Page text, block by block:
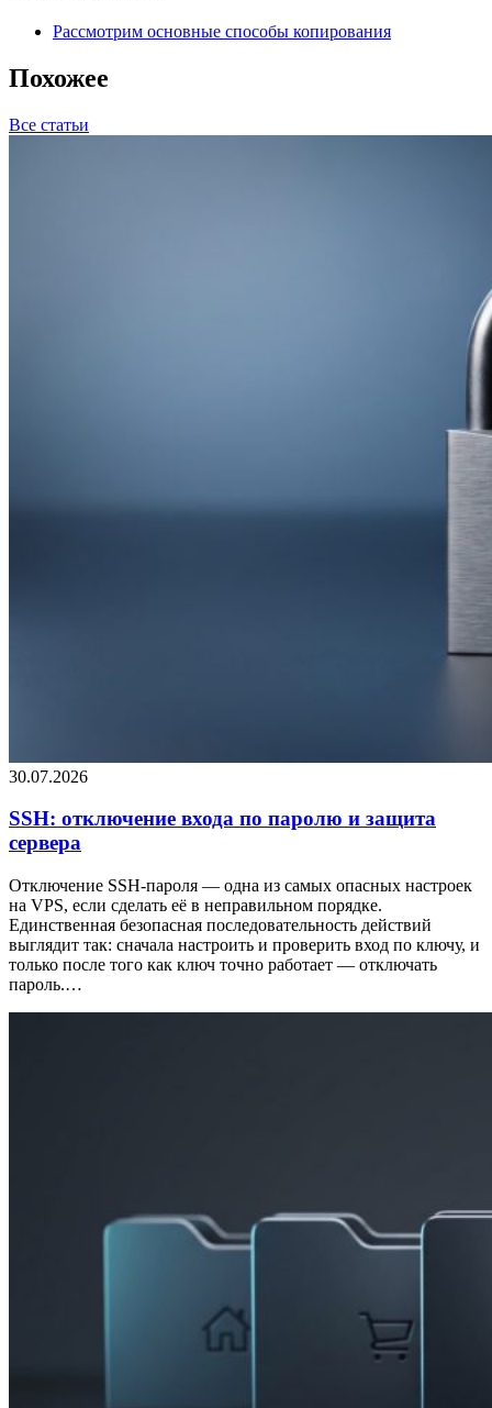
Рассмотрим основные способы копирования
Похожее
Все статьи
30.07.2026
SSH: отключение входа по паролю и защита
сервера
Отключение SSH-пароля — одна из самых опасных настроек
на VPS, если сделать её в неправильном порядке.
Единственная безопасная последовательность действий
выглядит так: сначала настроить и проверить вход по ключу, и
только после того как ключ точно работает — отключать
пароль.…